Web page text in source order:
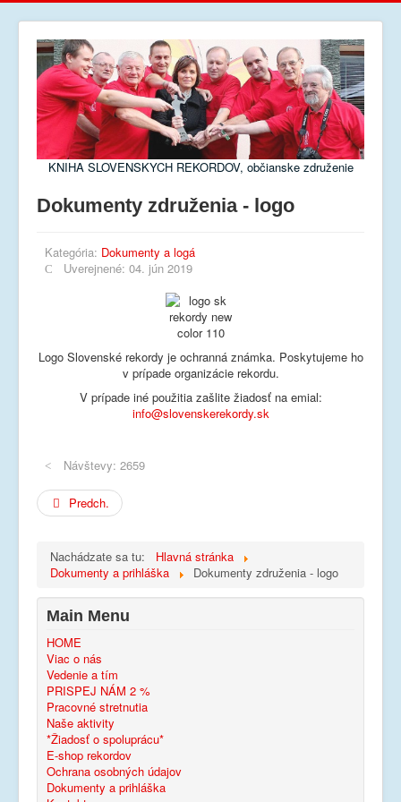
KNIHA SLOVENSKYCH REKORDOV, občianske združenie
Dokumenty združenia - logo
Kategória: Dokumenty a logá
Uverejnené: 04. jún 2019
Logo Slovenské rekordy je ochranná známka. Poskytujeme ho
v prípade organizácie rekordu.
V prípade iné použitia zašlite žiadosť na emial:
info@slovenskerekordy.sk
Návštevy: 2659
Predch.
Nachádzate sa tu:
Hlavná stránka
Dokumenty a prihláška
Dokumenty združenia - logo
Main Menu
HOME
Viac o nás
Vedenie a tím
PRISPEJ NÁM 2 %
Pracovné stretnutia
Naše aktivity
*Žiadosť o spoluprácu*
E-shop rekordov
Ochrana osobných údajov
Dokumenty a prihláška